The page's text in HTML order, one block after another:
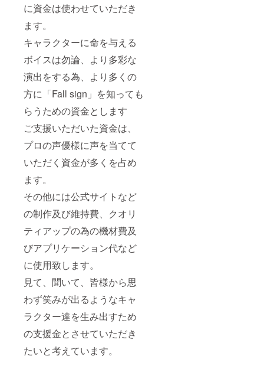
に資金は使わせていただき
ます。
キャラクターに命を与える
ボイスは勿論、より多彩な
演出をする為、より多くの
方に「Fall sign」を知っても
らうための資金とします
ご支援いただいた資金は、
プロの声優様に声を当てて
いただく資金が多くを占め
ます。
その他には公式サイトなど
の制作及び維持費、クオリ
ティアップの為の機材費及
びアプリケーション代など
に使用致します。
見て、聞いて、皆様から思
わず笑みが出るようなキャ
ラクター達を生み出すため
の支援金とさせていただき
たいと考えています。